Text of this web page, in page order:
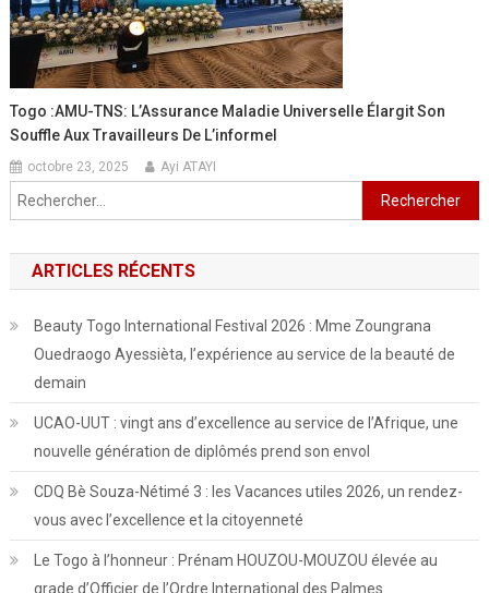
Togo :AMU-TNS: L’Assurance Maladie Universelle Élargit Son
Souffle Aux Travailleurs De L’informel
octobre 23, 2025 Ayi ATAYI
Rechercher :
ARTICLES RÉCENTS
Beauty Togo International Festival 2026 : Mme Zoungrana
Ouedraogo Ayessièta, l’expérience au service de la beauté de
demain
UCAO-UUT : vingt ans d’excellence au service de l’Afrique, une
nouvelle génération de diplômés prend son envol
CDQ Bè Souza-Nétimé 3 : les Vacances utiles 2026, un rendez-
vous avec l’excellence et la citoyenneté
Le Togo à l’honneur : Prénam HOUZOU-MOUZOU élevée au
grade d’Officier de l’Ordre International des Palmes